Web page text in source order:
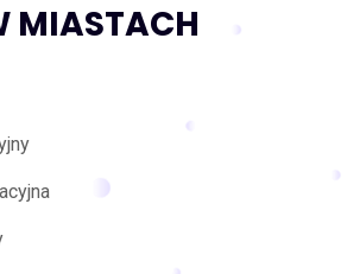
MIASTACH